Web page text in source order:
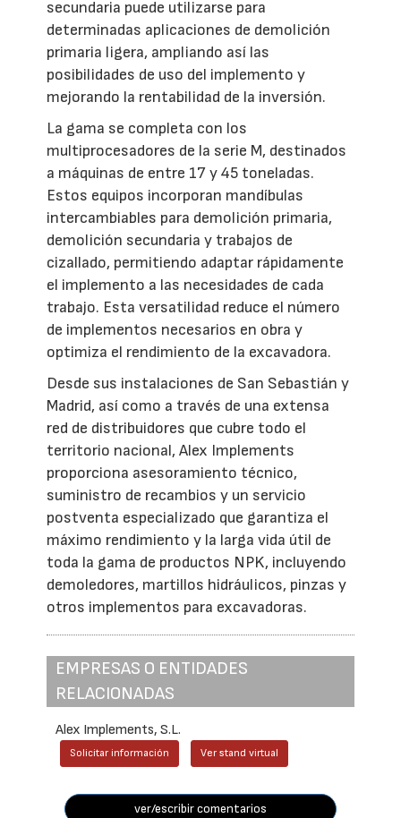
secundaria puede utilizarse para
determinadas aplicaciones de demolición
primaria ligera, ampliando así las
posibilidades de uso del implemento y
mejorando la rentabilidad de la inversión.
La gama se completa con los
multiprocesadores de la serie M, destinados
a máquinas de entre 17 y 45 toneladas.
Estos equipos incorporan mandíbulas
intercambiables para demolición primaria,
demolición secundaria y trabajos de
cizallado, permitiendo adaptar rápidamente
el implemento a las necesidades de cada
trabajo. Esta versatilidad reduce el número
de implementos necesarios en obra y
optimiza el rendimiento de la excavadora.
Desde sus instalaciones de San Sebastián y
Madrid, así como a través de una extensa
red de distribuidores que cubre todo el
territorio nacional, Alex Implements
proporciona asesoramiento técnico,
suministro de recambios y un servicio
postventa especializado que garantiza el
máximo rendimiento y la larga vida útil de
toda la gama de productos NPK, incluyendo
demoledores, martillos hidráulicos, pinzas y
otros implementos para excavadoras.
EMPRESAS O ENTIDADES
RELACIONADAS
Alex Implements, S.L.
Solicitar información Ver stand virtual
ver/escribir comentarios